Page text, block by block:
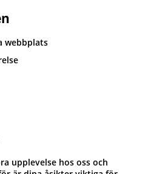
webbplats
upplevelse hos oss och